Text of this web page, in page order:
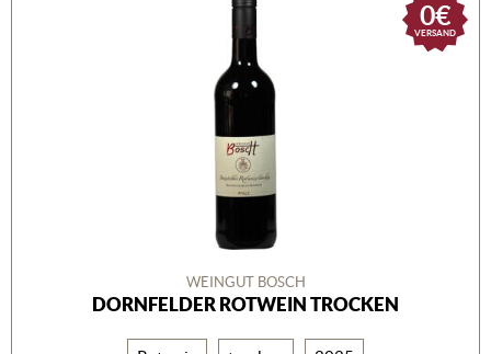
0€
VERSAND
WEINGUT BOSCH
DORNFELDER ROTWEIN TROCKEN